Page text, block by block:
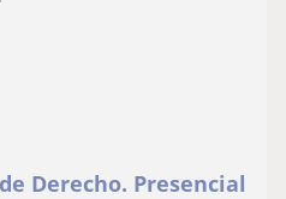
Derecho. Presencial